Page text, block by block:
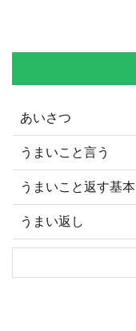
あいさつ
うまいこと言う
うまいこと返す基本
うまい返し